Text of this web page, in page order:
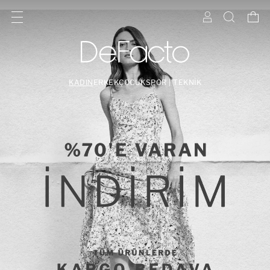
KADIN ERKEKÇOCUKSPOR | TEKNİK